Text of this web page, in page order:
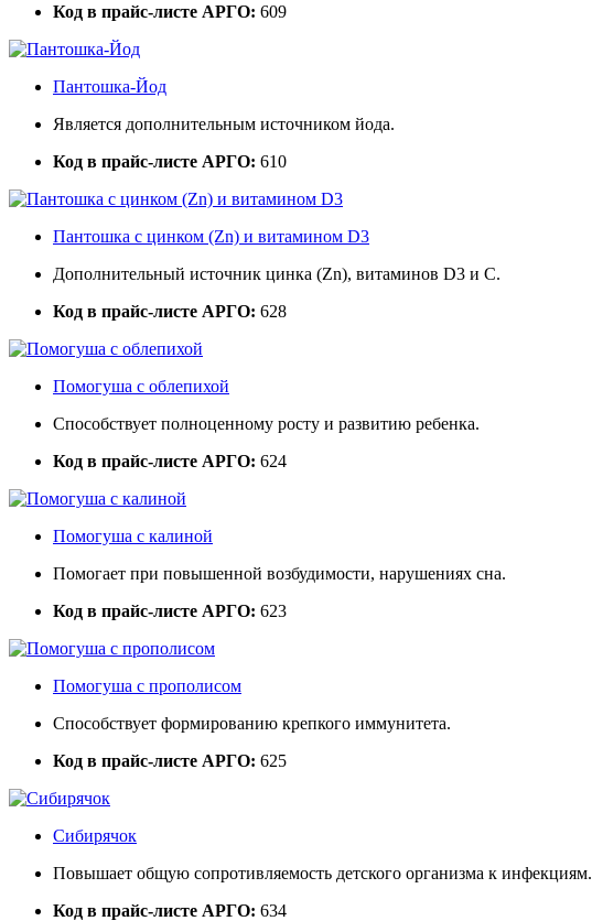
Код в прайс-листе АРГО: 609
Пантошка-Йод
Является дополнительным источником йода.
Код в прайс-листе АРГО: 610
Пантошка с цинком (Zn) и витамином D3
Дополнительный источник цинка (Zn), витаминов D3 и С.
Код в прайс-листе АРГО: 628
Помогуша с облепихой
Способствует полноценному росту и развитию ребенка.
Код в прайс-листе АРГО: 624
Помогуша с калиной
Помогает при повышенной возбудимости, нарушениях сна.
Код в прайс-листе АРГО: 623
Помогуша с прополисом
Способствует формированию крепкого иммунитета.
Код в прайс-листе АРГО: 625
Сибирячок
Повышает общую сопротивляемость детского организма к инфекциям.
Код в прайс-листе АРГО: 634